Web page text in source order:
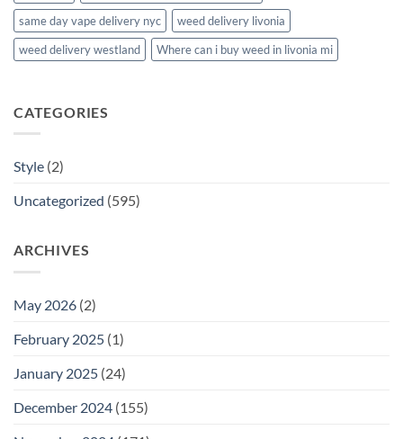
same day vape delivery nyc
weed delivery livonia
weed delivery westland
Where can i buy weed in livonia mi
CATEGORIES
Style (2)
Uncategorized (595)
ARCHIVES
May 2026 (2)
February 2025 (1)
January 2025 (24)
December 2024 (155)